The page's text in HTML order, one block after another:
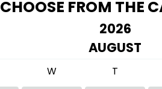
CHOOSE FROM THE
2026
AUGUST
W T